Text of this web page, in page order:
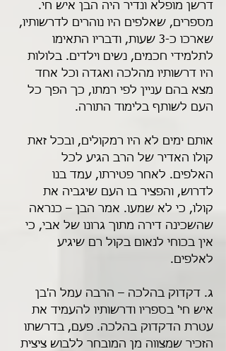
דרשן מופלא ונדיר היה הבן איש חי.
מספרים, שאלפים היו נוהרים לדרשותיו,
שארכו כ-3 שעות, ודבריו התאימו
לתלמידי חכמים, נשים וילדים. בלולות
היו דרשותיו מהלכה ואגדה וכל אחד
מצא בהם עניין לפי רמתו, כך הפך כל
העם לשותף בלימוד התורה.
אותם ימים לא היו רמקולים, ובכל זאת
קולו האדיר של הרב הגיע לכל
האלפים. לאחר פטירתו, עמד בנו
לדרוש, והפציר בו העם שיגביה את
קולו, כי לא שמעו. אמר הבן – כנראה
שהשכינה דירה מתוך גרונו של אבי, כי
אין בכוחי לנאום בקול רם שיגיע
לאלפים.
ג. דקדוק בהלכה – הרבה עמל ה'בן
איש חי' בספריו ודרשותיו להעמיד את
עטרת הדקדוק בהלכה. פעם, בדרשתו
הזכיר שמצווה מן המובחר ללבוש ציצית